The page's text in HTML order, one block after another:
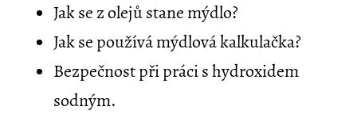
Jak se z olejů stane mýdlo?
Jak se používá mýdlová kalkulačka?
Bezpečnost při práci s hydroxidem
sodným.